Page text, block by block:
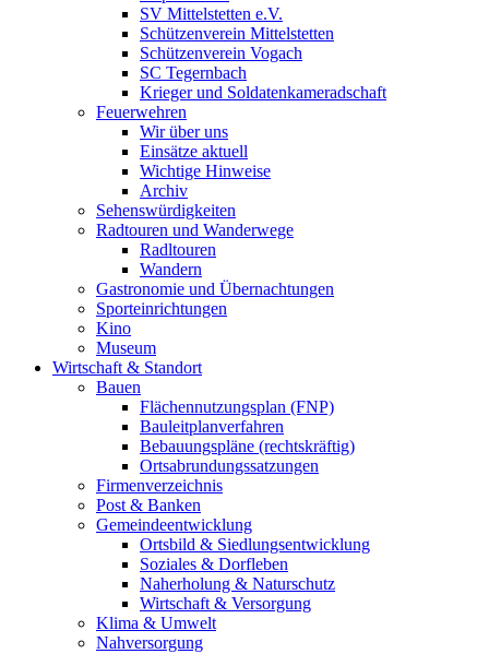
SV Mittelstetten e.V.
Schützenverein Mittelstetten
Schützenverein Vogach
SC Tegernbach
Krieger und Soldatenkameradschaft
Feuerwehren
Wir über uns
Einsätze aktuell
Wichtige Hinweise
Archiv
Sehenswürdigkeiten
Radtouren und Wanderwege
Radltouren
Wandern
Gastronomie und Übernachtungen
Sporteinrichtungen
Kino
Museum
Wirtschaft & Standort
Bauen
Flächennutzungsplan (FNP)
Bauleitplanverfahren
Bebauungspläne (rechtskräftig)
Ortsabrundungssatzungen
Firmenverzeichnis
Post & Banken
Gemeindeentwicklung
Ortsbild & Siedlungsentwicklung
Soziales & Dorfleben
Naherholung & Naturschutz
Wirtschaft & Versorgung
Klima & Umwelt
Nahversorgung